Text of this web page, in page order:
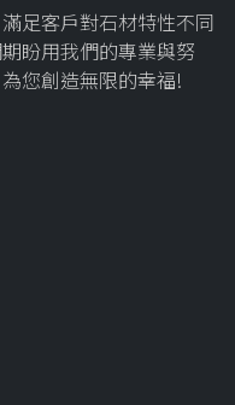
足客戶對石材特性不同
盼用我們的專業與努
您創造無限的幸福!